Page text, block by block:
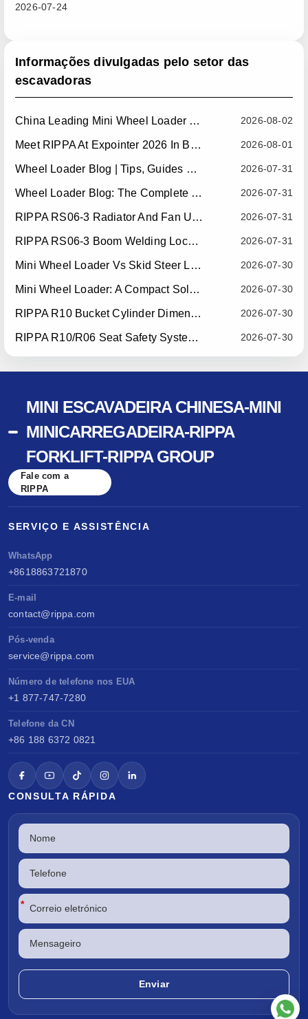
2026-07-24
Informações divulgadas pelo setor das
escavadoras
2026-08-02
China Leading Mini Wheel Loader Supplier: Reliable Compact Wheel Loaders For Global Markets
2026-08-01
Meet RIPPA At Expointer 2026 In Brazil
2026-07-31
Wheel Loader Blog | Tips, Guides & Attachments
2026-07-31
Wheel Loader Blog: The Complete Guide To Wheel Loaders For Construction, Agriculture, And Material Handling
2026-07-31
RIPPA RS06-3 Radiator And Fan Upgrade — Effective July 10, 2026
2026-07-31
RIPPA RS06-3 Boom Welding Locating Bar Optimization — Effective July 15, 2026
2026-07-30
Mini Wheel Loader Vs Skid Steer Loader: Which Compact Machine Is Better For Your Business?
2026-07-30
Mini Wheel Loader: A Compact Solution For Efficient Material Handling
2026-07-30
RIPPA R10 Bucket Cylinder Dimension Optimization — Effective July 15, 2026
2026-07-30
RIPPA R10/R06 Seat Safety System Upgrade — Effective July 22, 2026
MINI ESCAVADEIRA CHINESA-MINI
MINICARREGADEIRA-RIPPA
FORKLIFT-RIPPA GROUP
Fale com a
RIPPA
SERVIÇO E ASSISTÊNCIA
WhatsApp
+8618863721870
E-mail
contact@rippa.com
Pós-venda
service@rippa.com
Número de telefone nos EUA
+1 877-747-7280
Telefone da CN
+86 188 6372 0821
CONSULTA RÁPIDA
*